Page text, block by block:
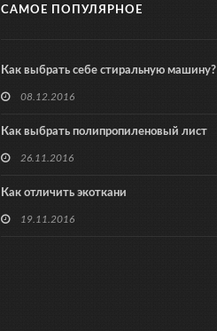
САМОЕ ПОПУЛЯРНОЕ
Как выбрать себе стиральную машину?
08.12.2016
Как выбрать полипропиленовый лист
26.11.2016
Как отличить экоткани
19.11.2016